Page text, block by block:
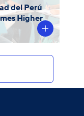
del Perú
Higher